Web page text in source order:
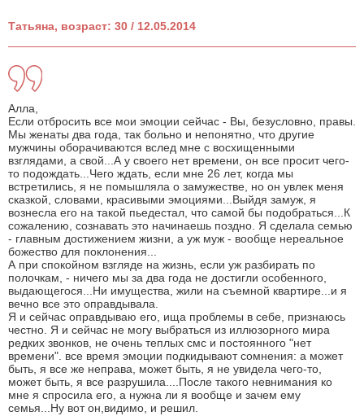
Татьяна, возраст: 30 / 12.05.2014
Алла,
Если отбросить все мои эмоции сейчас - Вы, безусловно, правы.
Мы женаты два года, так больно и непонятно, что другие
мужчины оборачиваются вслед мне с восхищенными
взглядами, а свой...А у своего нет времени, он все просит чего-
то подождать...Чего ждать, если мне 26 лет, когда мы
встретились, я не помышляла о замужестве, но он увлек меня
сказкой, словами, красивыми эмоциями...Выйдя замуж, я
вознесла его на такой пьедестал, что самой бы подобраться...К
сожалению, сознавать это начинаешь поздно. Я сделала семью
- главным достижением жизни, а уж муж - вообще нереальное
божество для поклонения...
А при спокойном взгляде на жизнь, если уж разбирать по
полочкам, - ничего мы за два года не достигли особенного,
выдающегося...Ни имущества, жили на съемной квартире...и я
вечно все это оправдывала.
Я и сейчас оправдываю его, ища проблемы в себе, признаюсь
честно. Я и сейчас не могу выбраться из иллюзорного мира
редких звонков, не очень теплых смс и постоянного "нет
времени". все время эмоции подкидывают сомнения: а может
быть, я все же неправа, может быть, я не увидела чего-то,
может быть, я все разрушила....После такого невнимания ко
мне я спросила его, а нужна ли я вообще и зачем ему
семья...Ну вот он,видимо, и решил.